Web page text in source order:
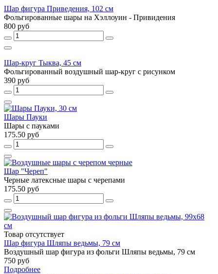
Шар фигура Приведения, 102 см
Фольгированные шары на Хэллоуин - Привидения
800 руб
Шар-круг Тыква, 45 см
Фольгированный воздушный шар-круг с рисунком
390 руб
Шары Пауки
Шары с пауками
175.50 руб
Шар "Череп"
Черные латексные шары с черепами
175.50 руб
Товар отсутствует
Шар фигура Шляпы ведьмы, 79 см
Воздушный шар фигура из фольги Шляпы ведьмы, 79 см
750 руб
Подробнее